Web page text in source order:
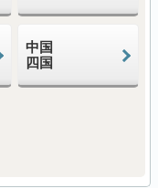
中国
四国